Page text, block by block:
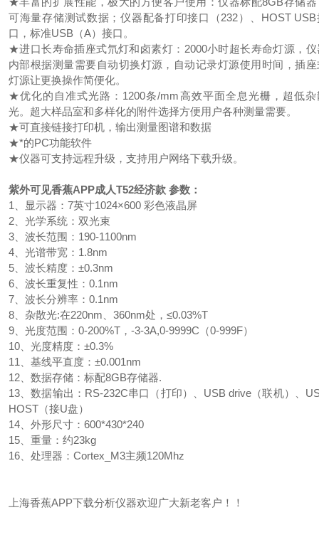
可海量存储测试数据；仪器配备打印接口（232）、HOST USB
口，标准USB（A）接口。
★进口长寿命插座式氘灯和卤素灯：2000小时超长寿命灯源，仪
内部根据测量需要自动切换灯源，自动记录灯源使用时间，插座
灯源让更换操作简便化。
★优化的自准式光路：1200条/mm高效平面全息光栅，超低杂
光。超大样品室和多样化的附件选择方便用户各种测量需要。
★可直接链接打印机，输出测量图谱和数据
★*的PC功能软件
★仪器可支持远程升级，支持用户网络下载升级。
紫外可见香蕉APP成人T52经济款 参数：
1、显示器：7英寸1024×600 彩色液晶屏
2、光学系统：双光束
3、波长范围：190-1100nm
4、光谱带宽：1.8nm
5、波长精度：±0.3nm
6、波长重复性：0.1nm
7、波长分辨率：0.1nm
8、杂散光:在220nm、360nm处，≤0.03%T
9、光度范围：0-200%T，-3-3A,0-9999C（0-999F）
10、光度精度：±0.3%
11、基线平直度：±0.001nm
12、数据存储：标配8GB存储器.
13、数据输出：RS-232C串口（打印）、USB drive（联机）、
HOST（接U盘）
14、外形尺寸：600*430*240
15、重量：约23kg
16、处理器：Cortex_M3主频120Mhz
上海香蕉APP下载分析仪器欢迎广大新老客户！！